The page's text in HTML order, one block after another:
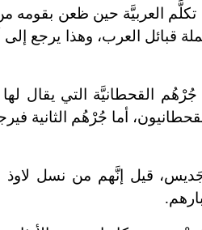
العربيَّة حين ظعن بقومه
قبائل العرب، وهذا يرجع
القحطانيَّة التي يقال
أما جُرْهُم
قيل إنَّهم من نسل لاوذ